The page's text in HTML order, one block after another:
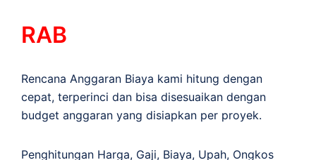
RAB
Rencana Anggaran Biaya kami hitung dengan
cepat, terperinci dan bisa disesuaikan dengan
budget anggaran yang disiapkan per proyek.
Penghitungan Harga, Gaji, Biaya, Upah, Ongkos